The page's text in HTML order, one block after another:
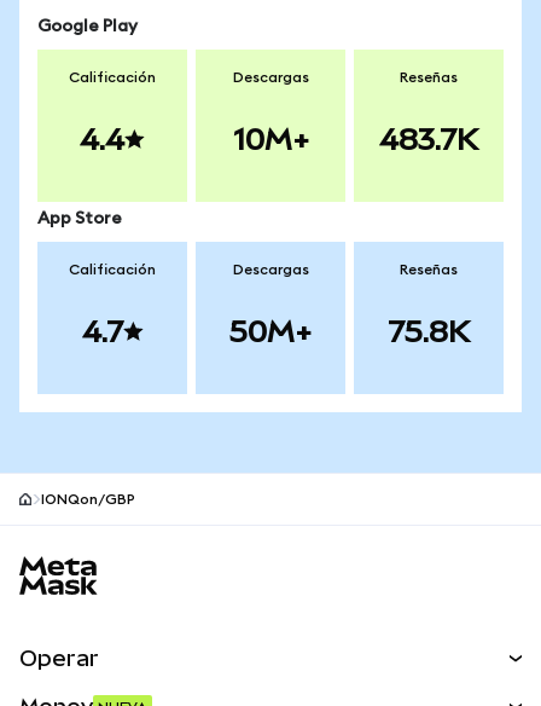
Google Play
Calificación
4.4
Descargas
10M+
Reseñas
483.7K
App Store
Calificación
4.7
Descargas
50M+
Reseñas
75.8K
IONQon/GBP
Operar